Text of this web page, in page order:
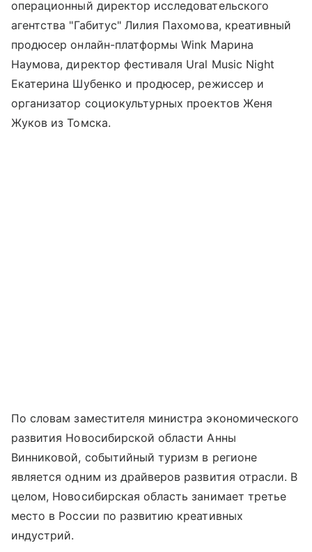
операционный директор исследовательского
агентства "Габитус" Лилия Пахомова, креативный
продюсер онлайн-платформы Wink Марина
Наумова, директор фестиваля Ural Music Night
Екатерина Шубенко и продюсер, режиссер и
организатор социокультурных проектов Женя
Жуков из Томска.
По словам заместителя министра экономического
развития Новосибирской области Анны
Винниковой, событийный туризм в регионе
является одним из драйверов развития отрасли. В
целом, Новосибирская область занимает третье
место в России по развитию креативных
индустрий.